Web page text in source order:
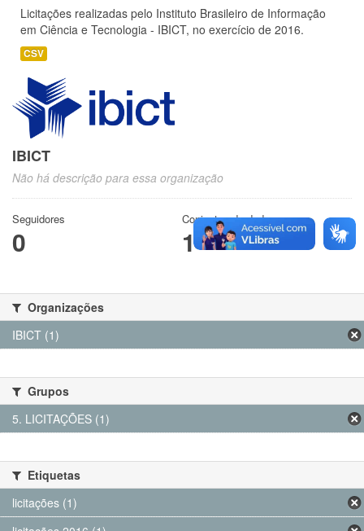
Licitações realizadas pelo Instituto Brasileiro de Informação
em Ciência e Tecnologia - IBICT, no exercício de 2016.
CSV
IBICT
Não há descrição para essa organização
Seguidores
0
Conjuntos de dados
1
Organizações
IBICT (1)
Grupos
5. LICITAÇÕES (1)
Etiquetas
licitações (1)